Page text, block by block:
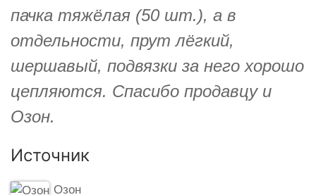
пачка тяжёлая (50 шт.), а в
отдельности, прут лёгкий,
шершавый, подвязки за него хорошо
цепляются. Спасибо продавцу и
Озон.
Источник
Озон